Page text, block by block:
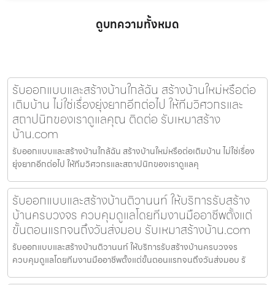
ดูบทความทั้งหมด
รับออกแบบและสร้างบ้านใกล้ฉัน สร้างบ้านใหม่หรือต่อ
เติมบ้าน ไม่ใช่เรื่องยุ่งยากอีกต่อไป ให้ทีมวิศวกรและ
สถาปนิกของเราดูแลคุณ ติดต่อ รับเหมาสร้าง
บ้าน.com
รับออกแบบและสร้างบ้านใกล้ฉัน สร้างบ้านใหม่หรือต่อเติมบ้าน ไม่ใช่เรื่อง
ยุ่งยากอีกต่อไป ให้ทีมวิศวกรและสถาปนิกของเราดูแลคุ
รับออกแบบและสร้างบ้านติวานนท์ ให้บริการรับสร้าง
บ้านครบวงจร ควบคุมดูแลโดยทีมงานมืออาชีพตั้งแต่
ขั้นตอนแรกจนถึงวันส่งมอบ รับเหมาสร้างบ้าน.com
รับออกแบบและสร้างบ้านติวานนท์ ให้บริการรับสร้างบ้านครบวงจร
ควบคุมดูแลโดยทีมงานมืออาชีพตั้งแต่ขั้นตอนแรกจนถึงวันส่งมอบ รั